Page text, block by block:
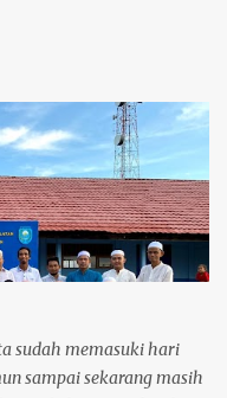
sudah memasuki hari
sampai sekarang masih